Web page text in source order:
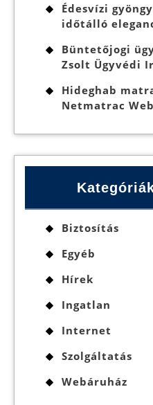
Édesvízi
időtálló
Büntetőjogi
Zsolt Ügyvédi
Hideghab
Netmatrac
Biztosítás
Egyéb
Hírek
Ingatlan
Internet
Szolgáltatás
Webáruház